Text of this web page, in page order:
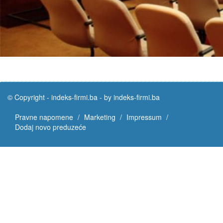
© Copyright - indeks-firmi.ba - by indeks-firmi.ba
Pravne napomene
Marketing
Impressum
Dodaj novo preduzeće